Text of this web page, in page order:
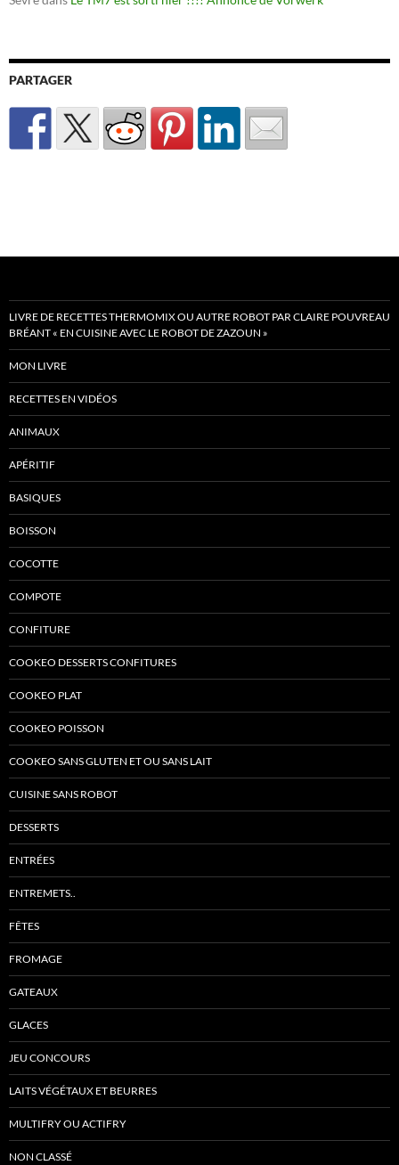
PARTAGER
LIVRE DE RECETTES THERMOMIX OU AUTRE ROBOT PAR CLAIRE POUVREAU
BRÉANT « EN CUISINE AVEC LE ROBOT DE ZAZOUN »
MON LIVRE
RECETTES EN VIDÉOS
ANIMAUX
APÉRITIF
BASIQUES
BOISSON
COCOTTE
COMPOTE
CONFITURE
COOKEO DESSERTS CONFITURES
COOKEO PLAT
COOKEO POISSON
COOKEO SANS GLUTEN ET OU SANS LAIT
CUISINE SANS ROBOT
DESSERTS
ENTRÉES
ENTREMETS..
FÊTES
FROMAGE
GATEAUX
GLACES
JEU CONCOURS
LAITS VÉGÉTAUX ET BEURRES
MULTIFRY OU ACTIFRY
NON CLASSÉ